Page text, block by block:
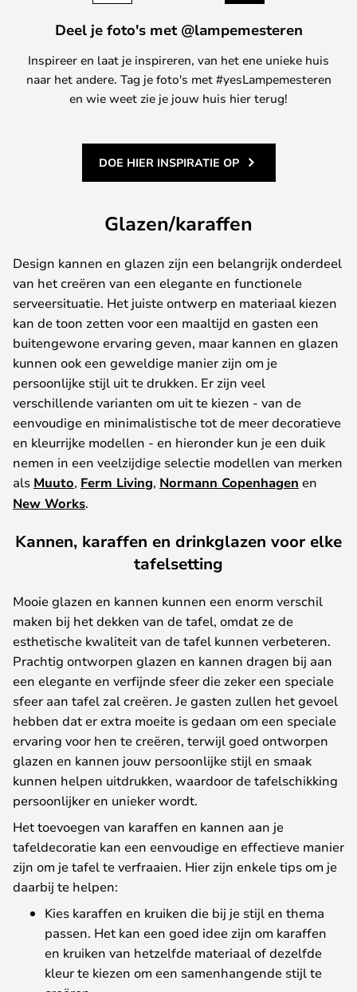
Deel je foto's met @lampemesteren
Inspireer en laat je inspireren, van het ene unieke huis
naar het andere. Tag je foto's met #yesLampemesteren
en wie weet zie je jouw huis hier terug!
DOE HIER INSPIRATIE OP
Glazen/karaffen
Design kannen en glazen zijn een belangrijk onderdeel
van het creëren van een elegante en functionele
serveersituatie. Het juiste ontwerp en materiaal kiezen
kan de toon zetten voor een maaltijd en gasten een
buitengewone ervaring geven, maar kannen en glazen
kunnen ook een geweldige manier zijn om je
persoonlijke stijl uit te drukken. Er zijn veel
verschillende varianten om uit te kiezen - van de
eenvoudige en minimalistische tot de meer decoratieve
en kleurrijke modellen - en hieronder kun je een duik
nemen in een veelzijdige selectie modellen van merken
als Muuto, Ferm Living, Normann Copenhagen en
New Works.
Kannen, karaffen en drinkglazen voor elke
tafelsetting
Mooie glazen en kannen kunnen een enorm verschil
maken bij het dekken van de tafel, omdat ze de
esthetische kwaliteit van de tafel kunnen verbeteren.
Prachtig ontworpen glazen en kannen dragen bij aan
een elegante en verfijnde sfeer die zeker een speciale
sfeer aan tafel zal creëren. Je gasten zullen het gevoel
hebben dat er extra moeite is gedaan om een speciale
ervaring voor hen te creëren, terwijl goed ontworpen
glazen en kannen jouw persoonlijke stijl en smaak
kunnen helpen uitdrukken, waardoor de tafelschikking
persoonlijker en unieker wordt.
Het toevoegen van karaffen en kannen aan je
tafeldecoratie kan een eenvoudige en effectieve manier
zijn om je tafel te verfraaien. Hier zijn enkele tips om je
daarbij te helpen:
Kies karaffen en kruiken die bij je stijl en thema
passen. Het kan een goed idee zijn om karaffen
en kruiken van hetzelfde materiaal of dezelfde
kleur te kiezen om een samenhangende stijl te